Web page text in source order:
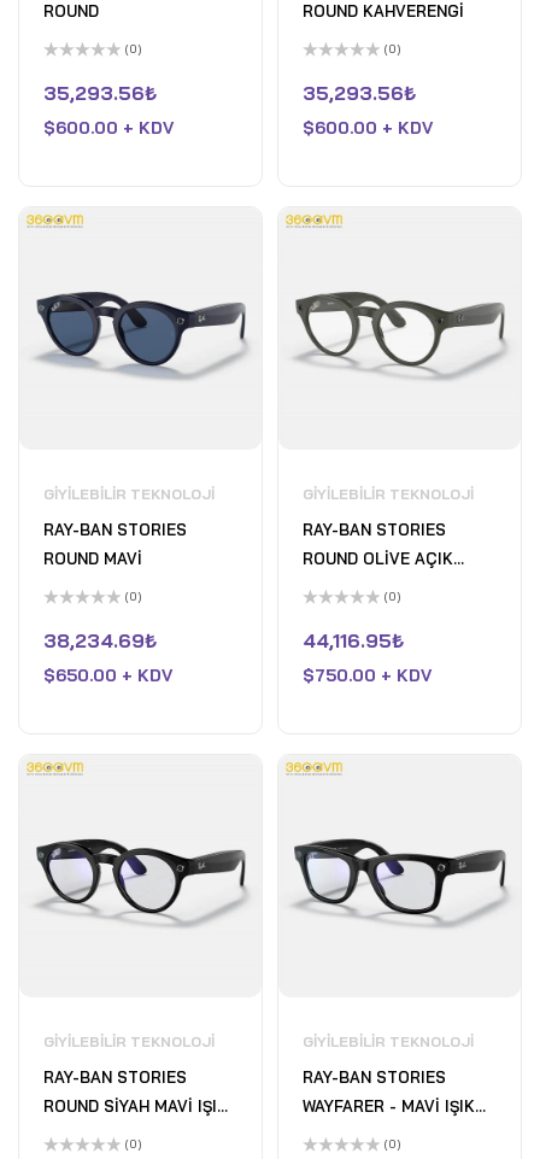
ROUND
üzerinden
0
aldı
(0)
35,293.56₺
$600.00 + KDV
ROUND KAHVERENGİ
üzerinden
0
aldı
(0)
35,293.56₺
$600.00 + KDV
GIYILEBILIR TEKNOLOJI
RAY-BAN STORIES
ROUND MAVİ
üzerinden
0
aldı
(0)
38,234.69₺
$650.00 + KDV
GIYILEBILIR TEKNOLOJI
RAY-BAN STORIES
ROUND OLİVE AÇIK
YEŞİL
üzerinden
0
aldı
(0)
44,116.95₺
$750.00 + KDV
GIYILEBILIR TEKNOLOJI
RAY-BAN STORIES
ROUND SİYAH MAVİ IŞIK
FİLTRELİ
(0)
GIYILEBILIR TEKNOLOJI
RAY-BAN STORIES
WAYFARER - MAVİ IŞIK
FİLTRELİ
(0)